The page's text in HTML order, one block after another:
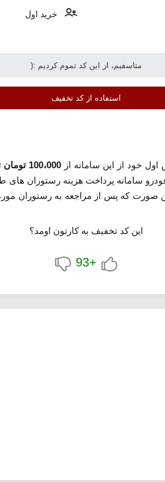
خرید اول
استفاده از کد تخفیف
خود از این سامانه از100،000 تومان تخفیف
سامانه پرداخت هزینه رستوران های
که پس از مراجعه به رستوران مورد
روی رقم قابل پرداخت اعمال می
این کد تخفیف به کارتون اومد؟
+93